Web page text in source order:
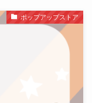
ポップアップストア